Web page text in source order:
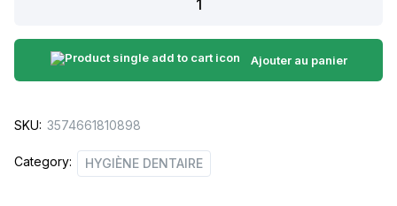
DE
BOUCHE
TOTAL
250ML
Ajouter au panier
SKU: 3574661810898
Category: HYGIÈNE DENTAIRE